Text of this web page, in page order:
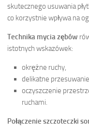
skutecznego usuwania
co korzystnie wpływa na
Technika mycia zębów
istotnych wskazówek:
okrężne ruchy,
delikatne
oczyszczenie
ruchami.
Połączenie szczoteczki